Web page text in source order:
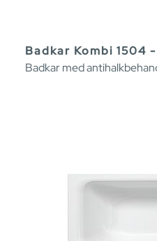
Badkar Kombi 1504
Badkar med